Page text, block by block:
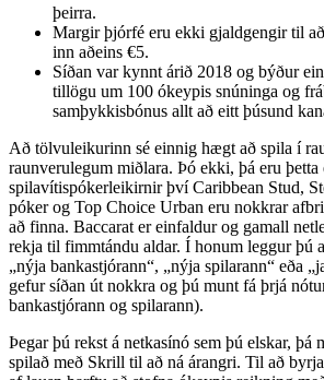
þeirra.
Margir þjórfé eru ekki gjaldgengir til
inn aðeins €5.
Síðan var kynnt árið 2018 og býður
tillögu um 100 ókeypis snúninga og
samþykkisbónus allt að eitt þúsund
Að tölvuleikurinn sé einnig hægt að spila í
raunverulegum miðlara. Þó ekki, þá eru þetta
spilavítispókerleikirnir því Caribbean Stud,
póker og Top Choice Urban eru nokkrar
að finna. Baccarat er einfaldur og gamall
rekja til fimmtándu aldar. Í honum leggur þú
„nýja bankastjórann“, „nýja spilarann“ eða
gefur síðan út nokkra og þú munt fá þrjá
bankastjórann og spilarann).
Þegar þú rekst á netkasínó sem þú elskar, þá
spilað með Skrill til að ná árangri. Til að byrja